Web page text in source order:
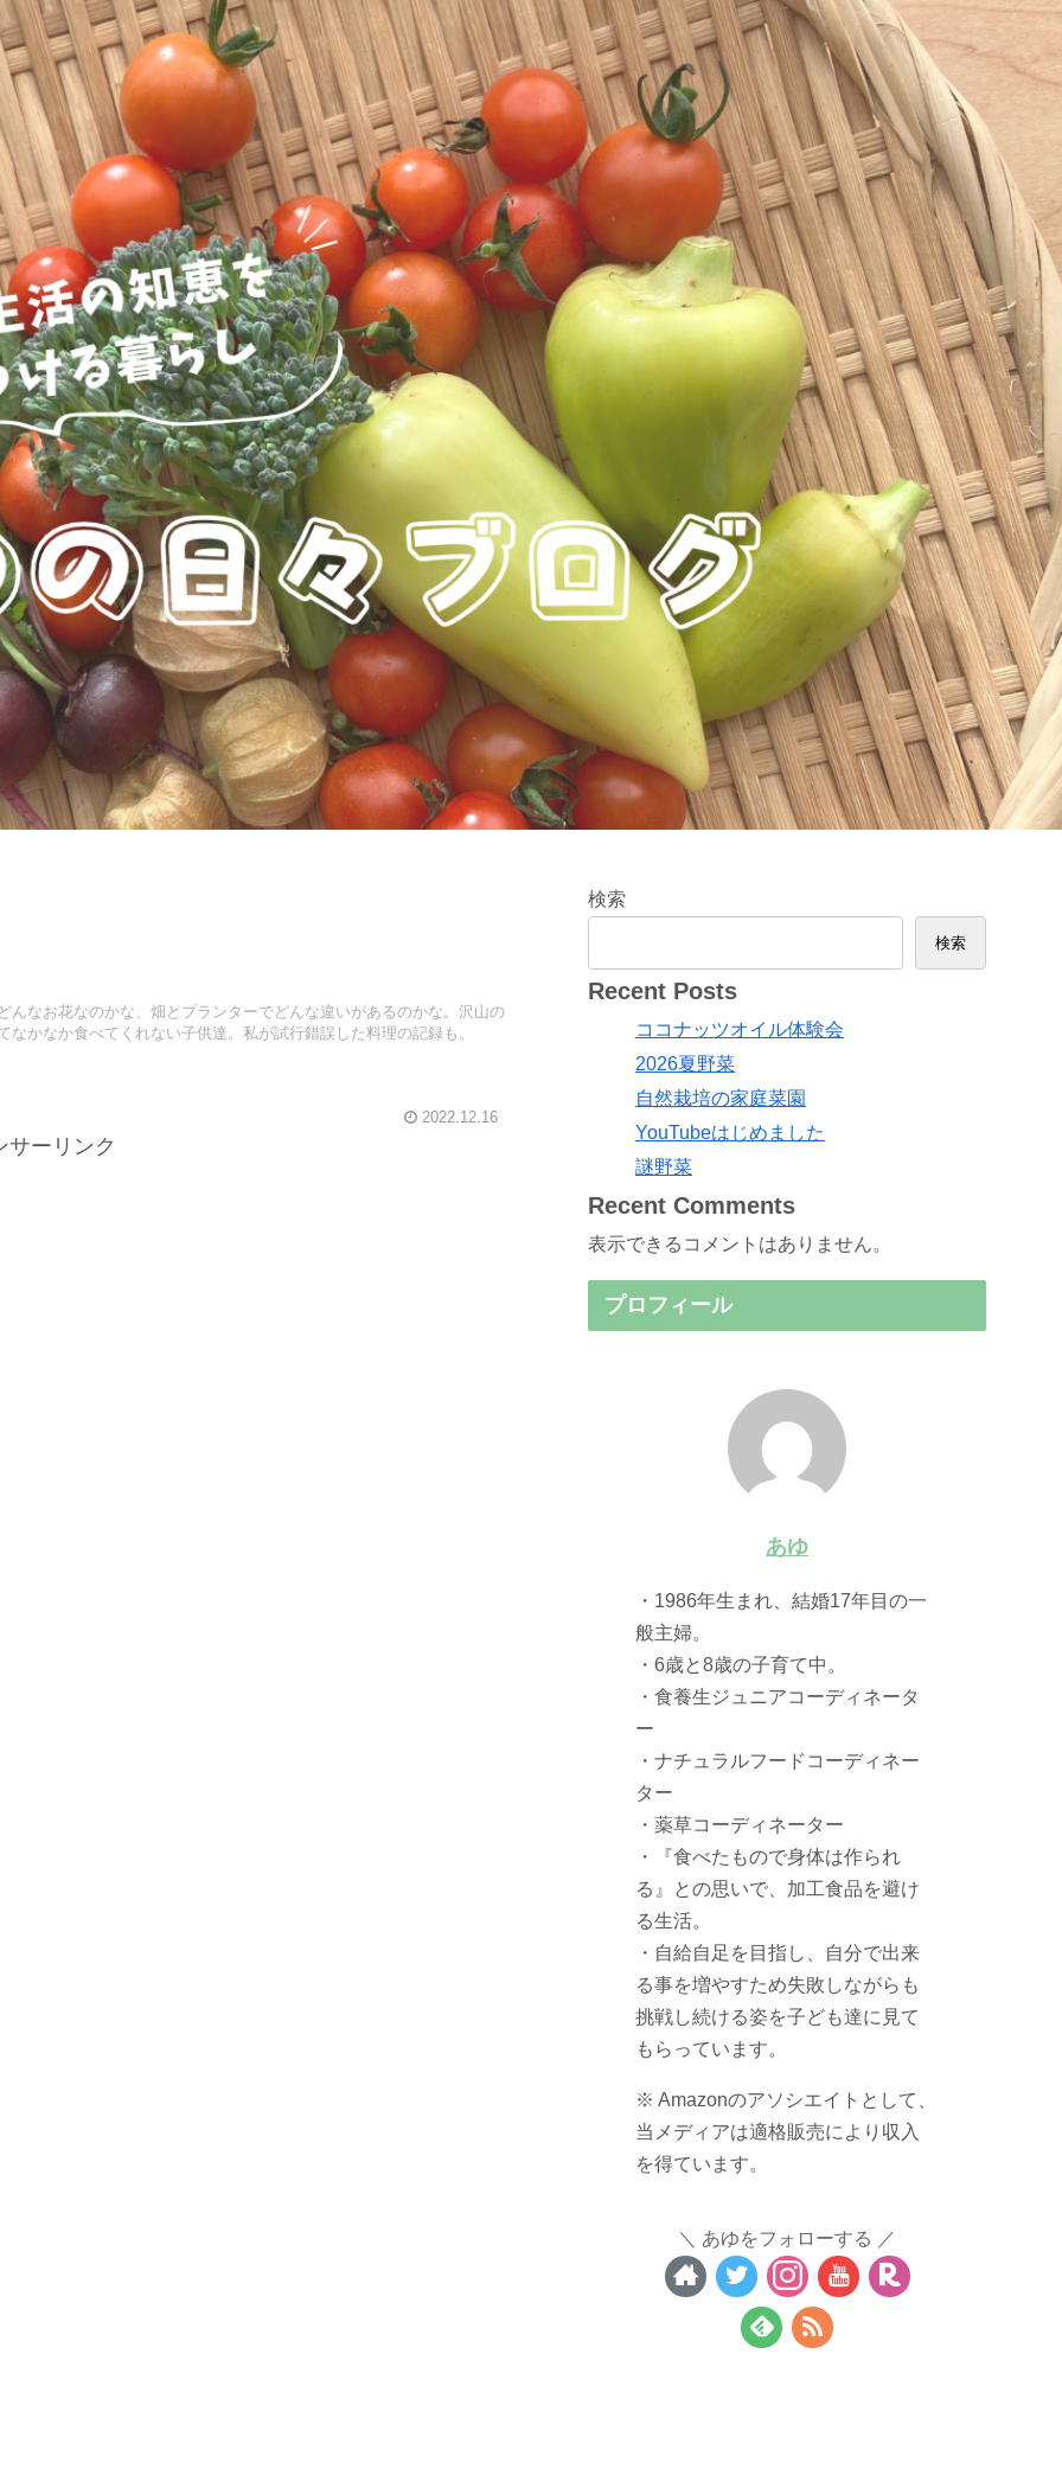
んなお花なのかな、畑とプランターでどんな違いがあるのかな。沢山の
なかなか食べてくれない子供達。私が試行錯誤した料理の記録も。
2022.12.16
サーリンク
検索
検索
Recent Posts
ココナッツオイル体験会
2026夏野菜
自然栽培の家庭菜園
YouTubeはじめました
謎野菜
Recent Comments
表示できるコメントはありません。
プロフィール
あゆ
・1986年生まれ、結婚17年目の一
般主婦。
・6歳と8歳の子育て中。
・食養生ジュニアコーディネータ
ー
・ナチュラルフードコーディネー
ター
・薬草コーディネーター
・『食べたもので身体は作られ
る』との思いで、加工食品を避け
る生活。
・自給自足を目指し、自分で出来
る事を増やすため失敗しながらも
挑戦し続ける姿を子ども達に見て
もらっています。
※ Amazonのアソシエイトとして、
当メディアは適格販売により収入
を得ています。
あゆをフォローする